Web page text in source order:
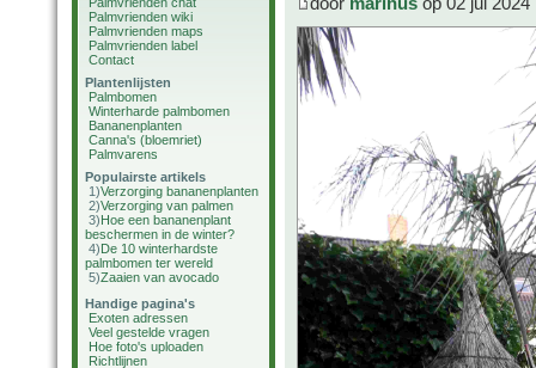
Palmvrienden wiki
Palmvrienden maps
Palmvrienden label
Contact
Plantenlijsten
Palmbomen
Winterharde palmbomen
Bananenplanten
Canna's (bloemriet)
Palmvarens
Populairste artikels
1)Verzorging bananenplanten
2)Verzorging van palmen
3)Hoe een bananenplant
beschermen in de winter?
4)De 10 winterhardste
palmbomen ter wereld
5)Zaaien van avocado
Handige pagina's
Exoten adressen
Veel gestelde vragen
Hoe foto's uploaden
Richtlijnen